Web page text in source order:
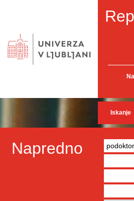
Iskanje
Napredno